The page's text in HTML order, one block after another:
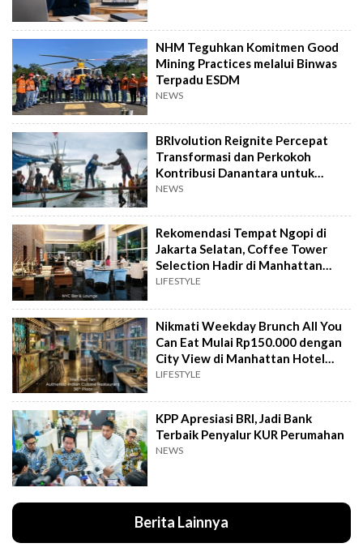
NHM Teguhkan Komitmen Good
Mining Practices melalui Binwas
Terpadu ESDM
NEWS
BRIvolution Reignite Percepat
Transformasi dan Perkokoh
Kontribusi Danantara untuk
Ekonomi Nasional
NEWS
Rekomendasi Tempat Ngopi di
Jakarta Selatan, Coffee Tower
Selection Hadir di Manhattan
Hotel Jakarta
LIFESTYLE
Nikmati Weekday Brunch All You
Can Eat Mulai Rp150.000 dengan
City View di Manhattan Hotel
Jakarta
LIFESTYLE
KPP Apresiasi BRI, Jadi Bank
Terbaik Penyalur KUR Perumahan
NEWS
Berita Lainnya